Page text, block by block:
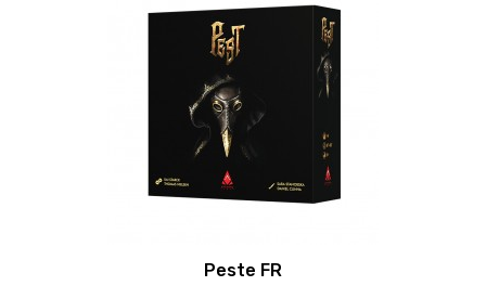
Aperçu rapide
Peste FR